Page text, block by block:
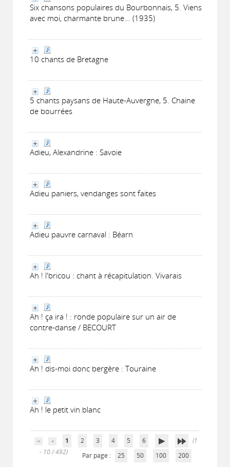
Six chansons populaires du Bourbonnais, 5. Viens
avec moi, charmante brune... (1935)
10 chants de Bretagne
5 chants paysans de Haute-Auvergne, 5. Chaine
de bourrées
Adieu, Alexandrine : Savoie
Adieu paniers, vendanges sont faites
Adieu pauvre carnaval : Béarn
Ah ! l'bricou : chant à récapitulation. Vivarais
Ah ! ça ira ! : ronde populaire sur un air de
contre-danse / BECOURT
Ah ! dis-moi donc bergère : Touraine
Ah ! le petit vin blanc
1 2 3 4 5 6
(1
- 10 / 492)
Par page : 25 50 100 200